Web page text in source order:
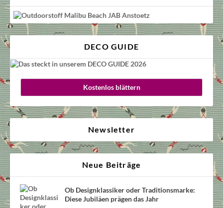
DECO GUIDE
Kostenlos blättern
Newsletter
Neue Beiträge
Ob Designklassiker oder Traditionsmarke:
Diese Jubiläen prägen das Jahr